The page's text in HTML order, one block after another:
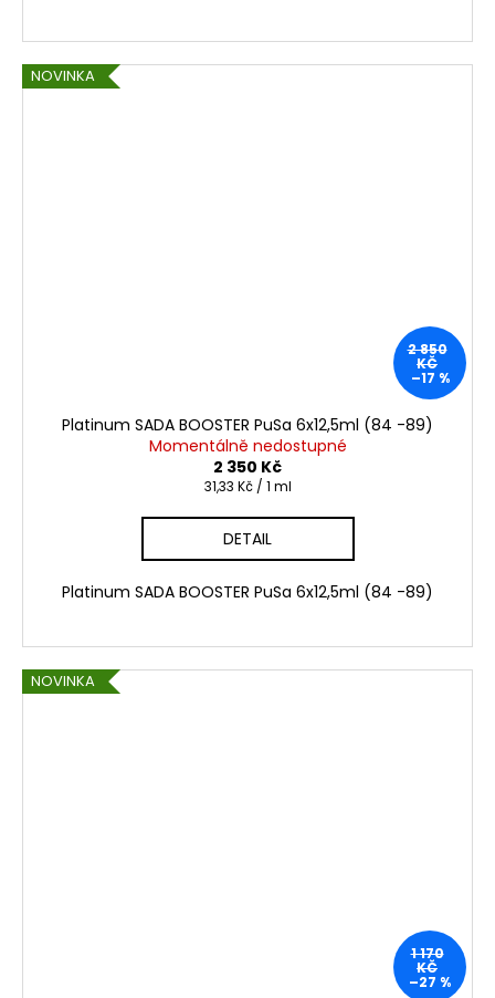
NOVINKA
2 850
KČ
–17 %
Platinum SADA BOOSTER PuSa 6x12,5ml (84 -89)
Momentálně nedostupné
2 350 Kč
Měrná
31,33 Kč / 1 ml
DETAIL
Platinum SADA BOOSTER PuSa 6x12,5ml (84 -89)
NOVINKA
1 170
KČ
–27 %